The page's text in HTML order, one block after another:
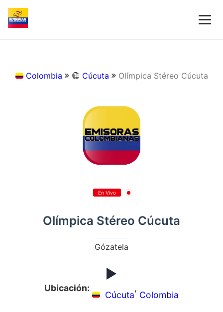
Colombia Cúcuta Olímpica Stéreo Cúcuta
En Vivo
Olímpica Stéreo Cúcuta
Gózatela
Ubicación:
Cúcuta
,
Colombia